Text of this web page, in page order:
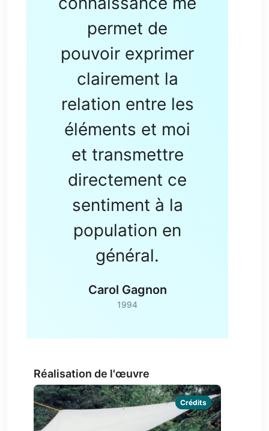
permet de
pouvoir exprimer
clairement la
relation entre les
éléments et moi
et transmettre
directement ce
sentiment à la
population en
général.
Carol Gagnon
1994
Réalisation de l'œuvre
Crédits